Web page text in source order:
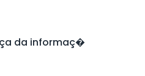
da informaç�